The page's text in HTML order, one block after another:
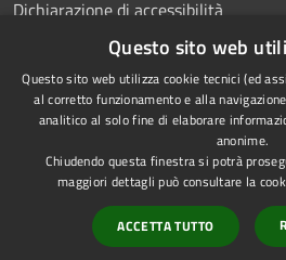
Dichiarazione di accessibilità
Whistleblowing
Accessibilità
Questo sito web
Questo sito web utilizza cookie tecnici (ed
al corretto funzionamento e alla
analitico al solo fine di elaborare
anonime.
Chiudendo questa finestra si potrà
maggiori dettagli può consultare la
ACCETTA TUTTO